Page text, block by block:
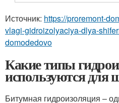
Источник: https://proremont-
vlagi-gidroizolyaciya-dlya-
domodedovo
Какие типы
используются
Битумная гидроизоляция –